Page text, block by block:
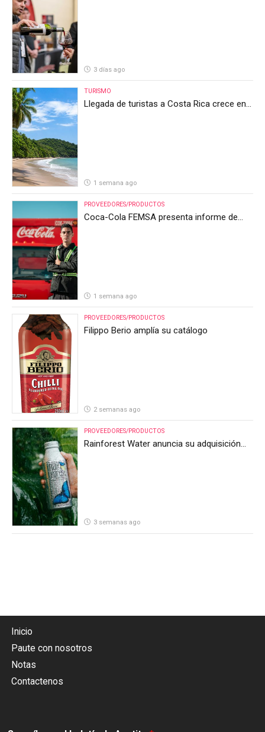
3 días ago
TURISMO
Llegada de turistas a Costa Rica crece en
1 semana ago
PROVEEDORES/PRODUCTOS
Coca-Cola FEMSA presenta informe de
1 semana ago
PROVEEDORES/PRODUCTOS
Filippo Berio amplía su catálogo
2 semanas ago
PROVEEDORES/PRODUCTOS
Rainforest Water anuncia su adquisición
3 semanas ago
Inicio
Paute con nosotros
Notas
Contactenos